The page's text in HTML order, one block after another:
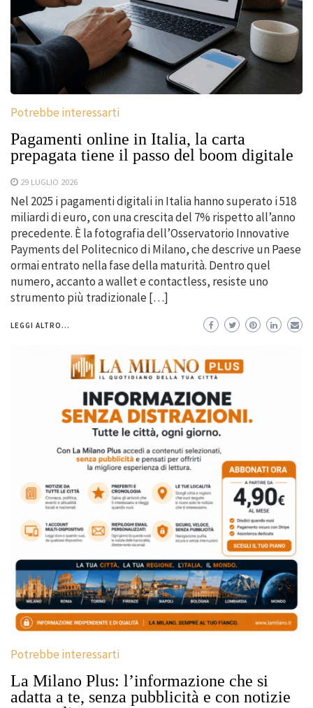
Potrebbe interessarti
Pagamenti online in Italia, la carta
prepagata tiene il passo del boom digitale
29 LUGLIO 2026
Nel 2025 i pagamenti digitali in Italia hanno superato i 518
miliardi di euro, con una crescita del 7% rispetto all’anno
precedente. È la fotografia dell’Osservatorio Innovative
Payments del Politecnico di Milano, che descrive un Paese
ormai entrato nella fase della maturità. Dentro quel
numero, accanto a wallet e contactless, resiste uno
strumento più tradizionale […]
LEGGI ALTRO...
Potrebbe interessarti
La Milano Plus: l’informazione che si
adatta a te, senza pubblicità e con notizie